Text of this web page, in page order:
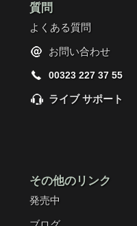
質問
よくある質問
お問い合わせ
00323 227 37 55
ライブ サポート
その他のリンク
発売中